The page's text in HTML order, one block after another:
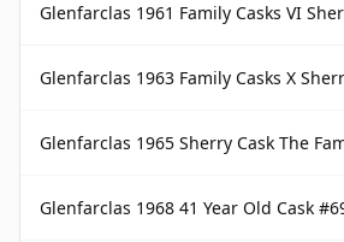
Glenfarclas 1961 Family Casks VI Sherry
Glenfarclas 1963 Family Casks X
Glenfarclas 1965 Sherry Cask The
Glenfarclas 1968 41 Year Old Cask